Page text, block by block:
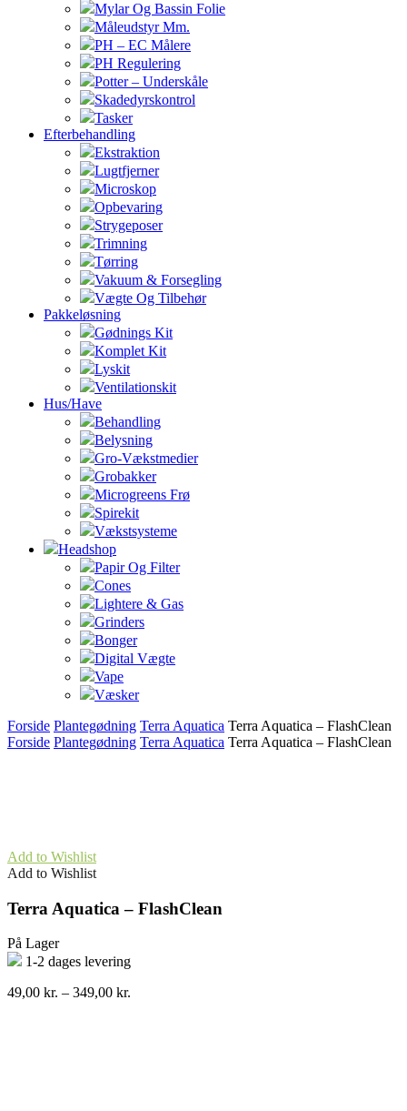
Mylar Og Bassin Folie
Måleudstyr Mm.
PH – EC Målere
PH Regulering
Potter – Underskåle
Skadedyrskontrol
Tasker
Efterbehandling
Ekstraktion
Lugtfjerner
Microskop
Opbevaring
Strygeposer
Trimning
Tørring
Vakuum & Forsegling
Vægte Og Tilbehør
Pakkeløsning
Gødnings Kit
Komplet Kit
Lyskit
Ventilationskit
Hus/Have
Behandling
Belysning
Gro-Vækstmedier
Grobakker
Microgreens Frø
Spirekit
Vækstsysteme
Headshop
Papir Og Filter
Cones
Lightere & Gas
Grinders
Bonger
Digital Vægte
Vape
Væsker
Forside Plantegødning Terra Aquatica Terra Aquatica – FlashClean
Forside Plantegødning Terra Aquatica Terra Aquatica – FlashClean
Add to Wishlist
Add to Wishlist
Terra Aquatica – FlashClean
På Lager
1-2 dages levering
49,00 kr. – 349,00 kr.